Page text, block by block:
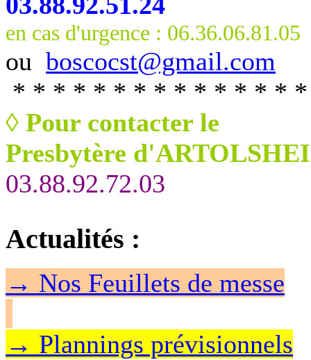
en cas d'urgence : 06.36.06.81.05
ou boscocst@gmail.com
* * * * * * * * * * * * * *
◊ Pour contacter le
Presbytère
03.88.92.72.03
Actualités :
→ Nos Feuillets de messe
→ Plannings prévisionnels